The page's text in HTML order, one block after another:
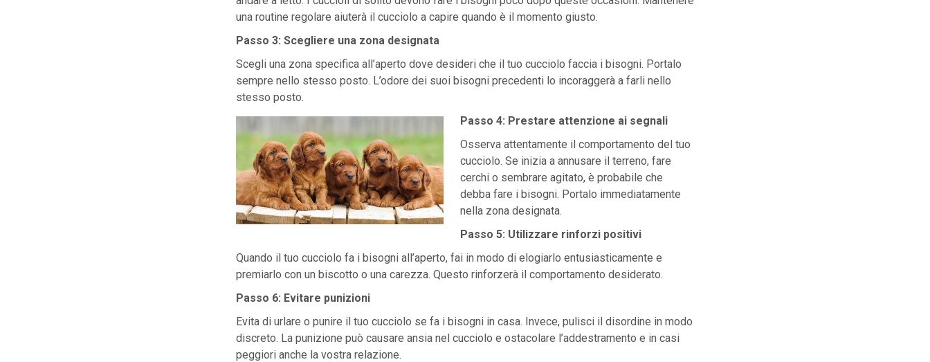
una routine regolare aiuterà il cucciolo a capire quando è il momento giusto.
Passo 3: Scegliere una zona designata
Scegli una zona specifica all’aperto dove desideri che il tuo cucciolo faccia i bisogni. Portalo
sempre nello stesso posto. L’odore dei suoi bisogni precedenti lo incoraggerà a farli nello
stesso posto.
Passo 4: Prestare attenzione ai segnali
Osserva attentamente il comportamento del tuo
cucciolo. Se inizia a annusare il terreno, fare
cerchi o sembrare agitato, è probabile che
debba fare i bisogni. Portalo immediatamente
nella zona designata.
Passo 5: Utilizzare rinforzi positivi
Quando il tuo cucciolo fa i bisogni all’aperto, fai in modo di elogiarlo entusiasticamente e
premiarlo con un biscotto o una carezza. Questo rinforzerà il comportamento desiderato.
Passo 6: Evitare punizioni
Evita di urlare o punire il tuo cucciolo se fa i bisogni in casa. Invece, pulisci il disordine in modo
discreto. La punizione può causare ansia nel cucciolo e ostacolare l’addestramento e in casi
peggiori anche la vostra relazione.